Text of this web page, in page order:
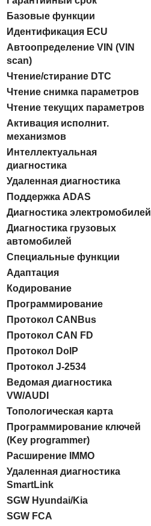
Базовые функции
Идентификация ECU
Автоопределение VIN (VIN
scan)
Чтение/стирание DTC
Чтение снимка параметров
Чтение текущих параметров
Активация исполнит.
механизмов
Интеллектуальная
диагностика
Удаленная диагностика
Поддержка ADAS
Диагностика электромобилей
Диагностика грузовых
автомобилей
Специальные функции
Адаптация
Кодирование
Программирование
Протокол CANBus
Протокол CAN FD
Протокол DoIP
Протокол J-2534
Ведомая диагностика
VW/AUDI
Топологическая карта
Программирование ключей
(Key programmer)
Расширение IMMO
Удаленная диагностика
SmartLink
SGW Hyundai/Kia
SGW FCA